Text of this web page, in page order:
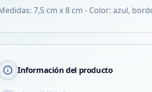
7,5 cm x 8 cm - Color: azul,
Información del producto